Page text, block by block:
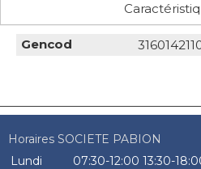
Gencod
Horaires SOCIETE PABION
Lundi
07:30-12:00 13:30-